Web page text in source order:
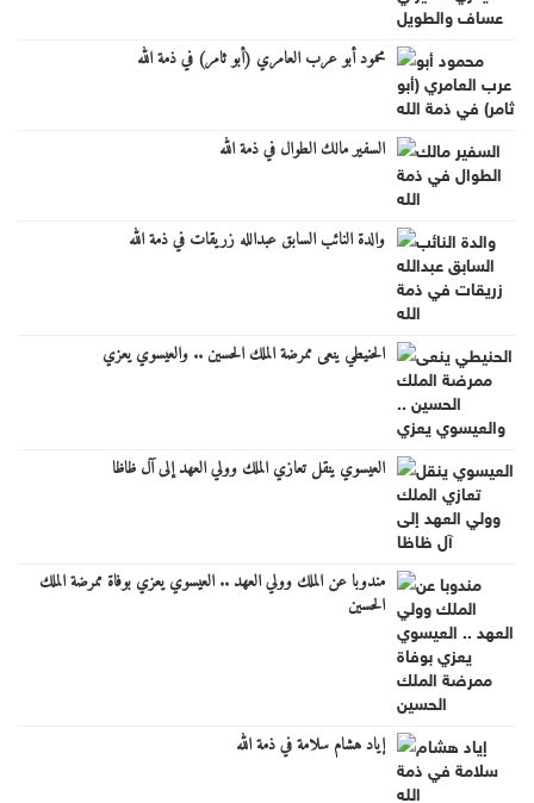
محمود أبو عرب العامري (أبو ثامر) في ذمة الله
السفير مالك الطوال في ذمة الله
والدة النائب السابق عبدالله زريقات في ذمة الله
الحنيطي ينعى ممرضة الملك الحسين .. والعيسوي يعزي
العيسوي ينقل تعازي الملك وولي العهد إلى آل ظاظا
مندوبا عن الملك وولي العهد .. العيسوي يعزي بوفاة ممرضة الملك
الحسين
إياد هشام سلامة في ذمة الله